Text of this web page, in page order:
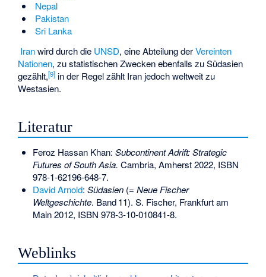
Nepal
Pakistan
Sri Lanka
Iranwird durch die UNSD, eine Abteilung derVereinten
Nationen, zu statistischen Zwecken ebenfalls zu Südasien
gezählt,[9] in der Regel zählt Iran jedoch weltweit zu
Westasien.
Literatur
Feroz Hassan Khan: Subcontinent Adrift: Strategic
Futures of South Asia. Cambria, Amherst 2022, ISBN
978-1-62196-648-7.
David Arnold: Südasien(= Neue Fischer
Weltgeschichte. Band 11). S. Fischer, Frankfurt am
Main 2012, ISBN 978-3-10-010841-8.
Weblinks